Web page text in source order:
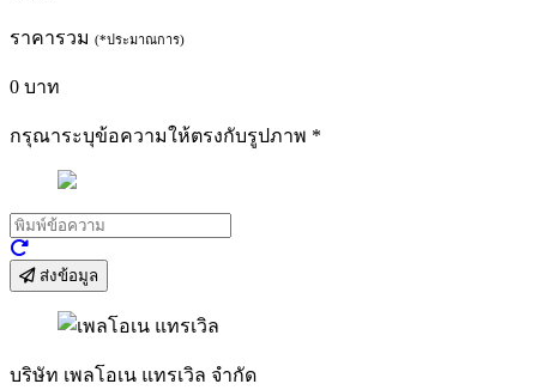
ราคารวม (*ประมาณการ)
0 บาท
กรุณาระบุข้อความให้ตรงกับรูปภาพ *
ส่งข้อมูล
บริษัท เพลโอเน แทรเวิล จำกัด